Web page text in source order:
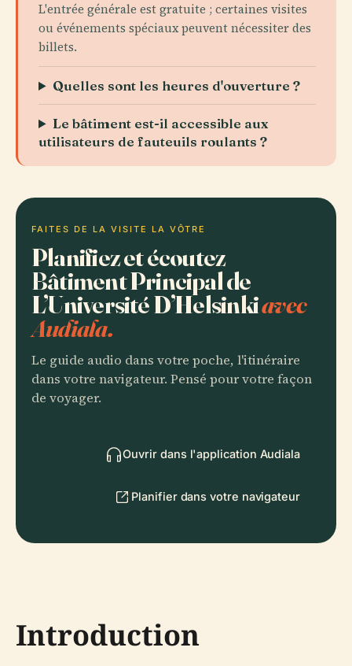
L'entrée générale est gratuite ; certaines visites
ou événements spéciaux peuvent nécessiter des
billets.
Quelles sont les heures d'ouverture ?
Le bâtiment est-il accessible aux
utilisateurs de fauteuils roulants ?
FAITES DE LA VISITE LA VÔTRE
Planifiez et écoutez
Bâtiment Principal de
L’Université D’Helsinkiavec
Audiala.
Le guide audio dans votre poche, l'itinéraire
dans votre navigateur. Pensé pour votre façon
de voyager.
Ouvrir dans l'application Audiala
Planifier dans votre navigateur
Introduction